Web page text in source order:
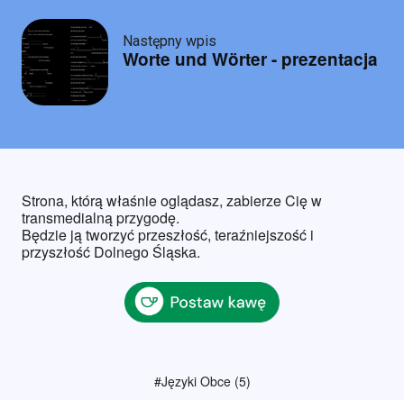
Następny wpis
Worte und Wörter - prezentacja
Strona, którą właśnie oglądasz, zabierze Cię w
transmedialną przygodę.
Będzie ją tworzyć przeszłość, teraźniejszość i
przyszłość Dolnego Śląska.
#Języki Obce(5)